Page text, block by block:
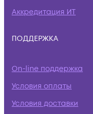
Аккредитация ИТ
ПОДДЕРЖКА
On-line поддержка
Условия оплаты
Условия доставки